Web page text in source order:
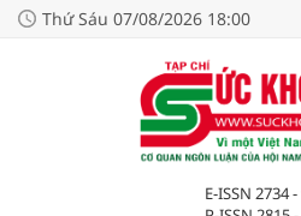
Thứ Sáu 07/08/2026 18:00
E-ISSN 2734